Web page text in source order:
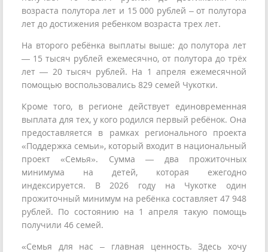
возраста полутора лет и 15 000 рублей – от полутора
лет до достижения ребенком возраста трех лет.
На второго ребёнка выплаты выше: до полутора лет
— 15 тысяч рублей ежемесячно, от полутора до трёх
лет — 20 тысяч рублей. На 1 апреля ежемесячной
помощью воспользовались 829 семей Чукотки.
Кроме того, в регионе действует единовременная
выплата для тех, у кого родился первый ребёнок. Она
предоставляется в рамках регионального проекта
«Поддержка семьи», который входит в национальный
проект «Семья». Сумма — два прожиточных
минимума на детей, которая ежегодно
индексируется. В 2026 году на Чукотке один
прожиточный минимум на ребёнка составляет 47 948
рублей. По состоянию на 1 апреля такую помощь
получили 46 семей.
«Семья для нас – главная ценность. Здесь хочу